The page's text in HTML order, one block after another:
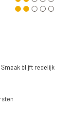
blijft redelijk